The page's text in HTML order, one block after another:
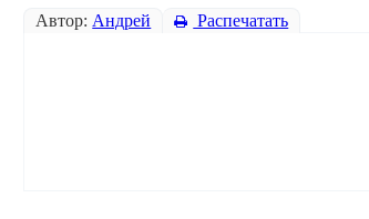
Автор: Андрей Распечатать